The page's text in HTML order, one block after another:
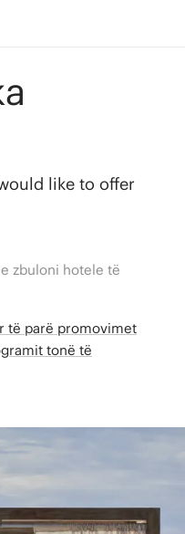
like to offer
zbuloni hotele të
të parë promovimet
tonë të